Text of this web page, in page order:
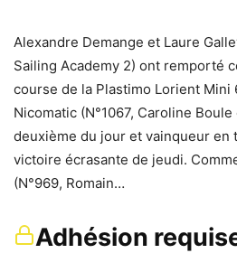
Alexandre Demange et Laure
Sailing Academy 2) ont remporté
course de la Plastimo Lorient Mini
Nicomatic (N°1067, Caroline
deuxième du jour et vainqueur en
victoire écrasante de jeudi.
(N°969, Romain…
Adhésion